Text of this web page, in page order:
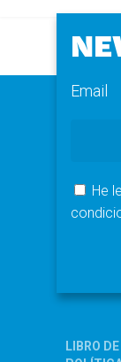
Email
He
LIBRO